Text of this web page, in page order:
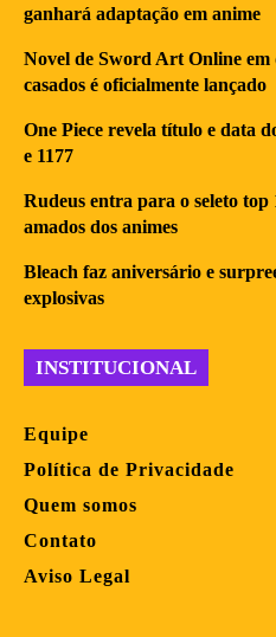
ganhará adaptação em anime
Novel de Sword Art Online em
casados é oficialmente lançado
One Piece revela título e data
e 1177
Rudeus entra para o seleto top
amados dos animes
Bleach faz aniversário e
explosivas
INSTITUCIONAL
Equipe
Política de Privacidade
Quem somos
Contato
Aviso Legal